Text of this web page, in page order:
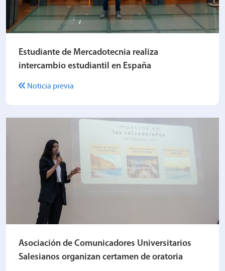
Estudiante de Mercadotecnia realiza
intercambio estudiantil en España
Noticia previa
Asociación de Comunicadores Universitarios
Salesianos organizan certamen de oratoria